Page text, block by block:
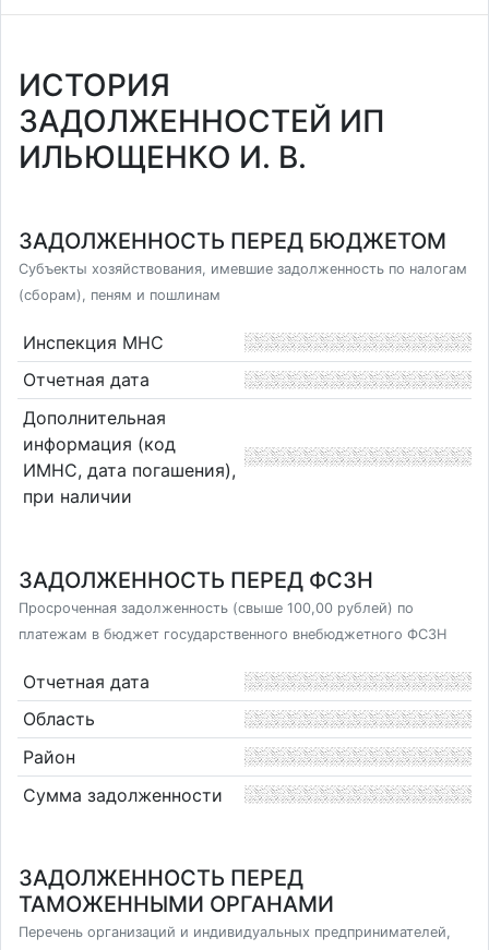
ИСТОРИЯ
ЗАДОЛЖЕННОСТЕЙ ИП
ИЛЬЮЩЕНКО И. В.
ЗАДОЛЖЕННОСТЬ ПЕРЕД БЮДЖЕТОМ
Субъекты хозяйствования, имевшие задолженность по налогам
(сборам), пеням и пошлинам
Инспекция МНС
Отчетная дата
Дополнительная
информация (код
ИМНС, дата погашения),
при наличии
ЗАДОЛЖЕННОСТЬ ПЕРЕД ФСЗН
Просроченная задолженность (свыше 100,00 рублей) по
платежам в бюджет государственного внебюджетного ФСЗН
Отчетная дата
Область
Район
Сумма задолженности
ЗАДОЛЖЕННОСТЬ ПЕРЕД
ТАМОЖЕННЫМИ ОРГАНАМИ
Перечень организаций и индивидуальных предпринимателей,